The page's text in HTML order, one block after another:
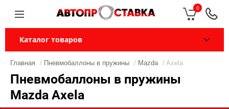
0
Каталог товаров
Главная / Пневмобаллоны в пружины / Mazda / Axela
Пневмобаллоны в пружины
Mazda Axela